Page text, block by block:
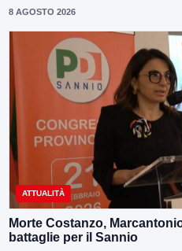
8 AGOSTO 2026
ATTUALITÀ
Morte Costanzo,
battaglie per il Sannio